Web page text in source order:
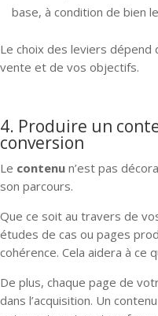
base, à condition de bien
Le choix des leviers
vente et de vos objectifs.
4. Produire un
conversion
Le contenu n’est pas
son parcours.
Que ce soit au travers de
études de cas ou pages
cohérence. Cela aidera à ce
De plus, chaque page de
dans l’acquisition. Un